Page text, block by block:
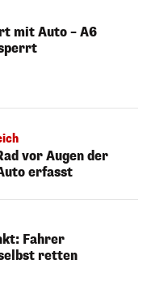
mit Auto – A6
vor Augen der
erfasst
Fahrer
retten